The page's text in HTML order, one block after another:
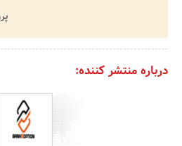
درباره منتشر کننده: